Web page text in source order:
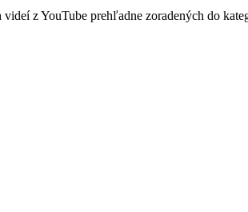
videí z YouTube prehľadne zoradených do